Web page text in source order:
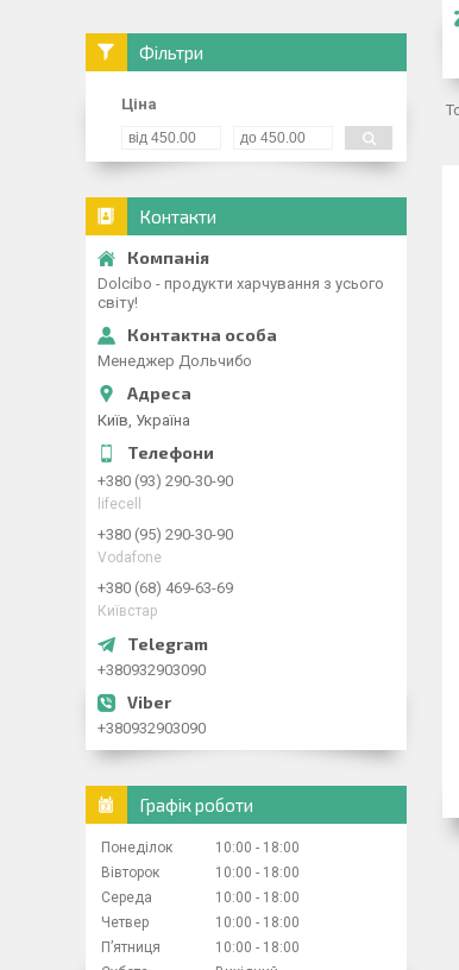
Фільтри
Ціна
Контакти
Dolcibo - продукти харчування з усього
світу!
Менеджер Дольчибо
Київ, Україна
+380 (93) 290-30-90
lifecell
+380 (95) 290-30-90
Vodafone
+380 (68) 469-63-69
Київстар
+380932903090
+380932903090
Графік роботи
Понеділок 10:00
18:00
Вівторок
10:00
18:00
Середа
10:00
18:00
Четвер
10:00
18:00
Пʼятниця
10:00
18:00